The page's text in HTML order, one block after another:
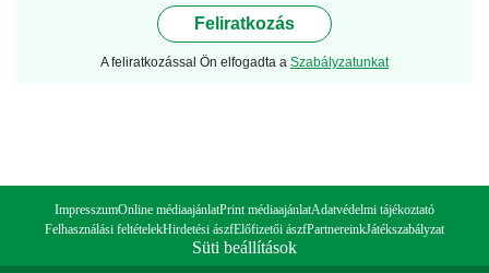
Feliratkozás
A feliratkozással Ön elfogadta a Szabályzatunkat
ImpresszumOnline médiaajánlatPrint médiaajánlatAdatvédelmi tájékoztató
Felhasználási feltételekHirdetési ászfElőfizetői ászfPartnereinkJátékszabályzat
Süti beállítások